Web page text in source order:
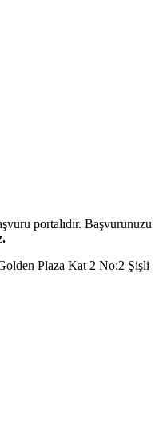
portalıdır. Başvurunuzu
Plaza Kat 2 No:2 Şişli